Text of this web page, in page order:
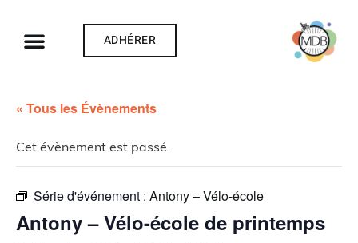
ADHÉRER
« Tous les Évènements
Cet évènement est passé.
Série d'événement : Antony – Vélo-école
Antony – Vélo-école de printemps